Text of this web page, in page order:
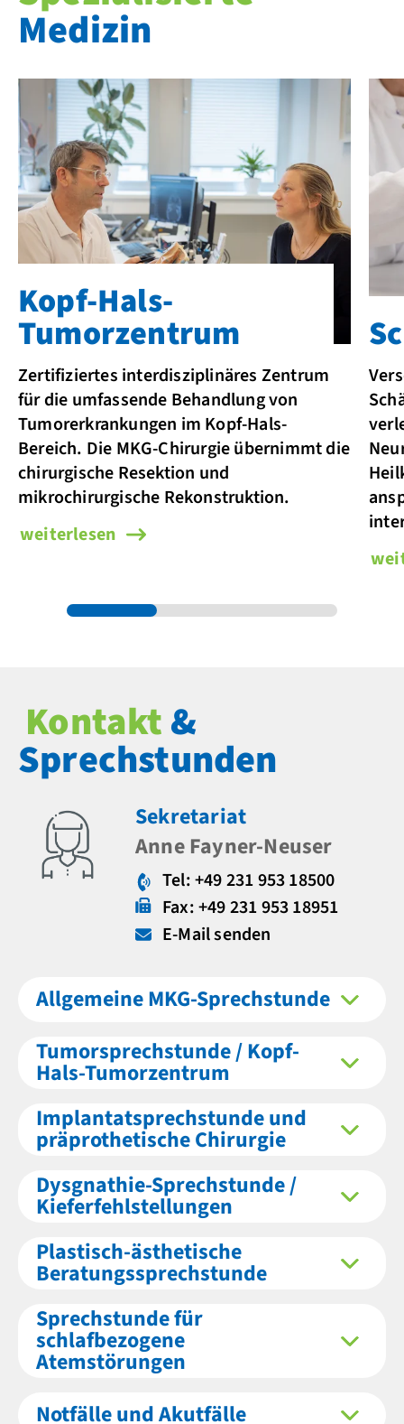
Medizin
Kopf-Hals-
Tumorzentrum
Zertifiziertes interdisziplinäres Zentrum
für die umfassende Behandlung von
Tumorerkrankungen im Kopf-Hals-
Bereich. Die MKG-Chirurgie übernimmt die
chirurgische Resektion und
mikrochirurgische Rekonstruktion.
weiterlesen
Kontakt&
Sprechstunden
Sekretariat
Anne Fayner-Neuser
Tel: +49 231 953 18500
Fax: +49 231 953 18951
E-Mail senden
Allgemeine MKG-Sprechstunde
Tumorsprechstunde / Kopf-
Hals-Tumorzentrum
Implantatsprechstunde und
präprothetische Chirurgie
Dysgnathie-Sprechstunde /
Kieferfehlstellungen
Plastisch-ästhetische
Beratungssprechstunde
Sprechstunde für
schlafbezogene
Atemstörungen
Notfälle und Akutfälle